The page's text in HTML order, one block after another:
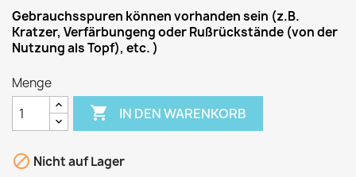
Gebrauchsspuren können vorhanden sein (z.B.
Kratzer, Verfärbungeng oder Rußrückstände (von der
Nutzung als Topf), etc. )
Menge
 IN DEN WARENKORB
 Nicht auf Lager